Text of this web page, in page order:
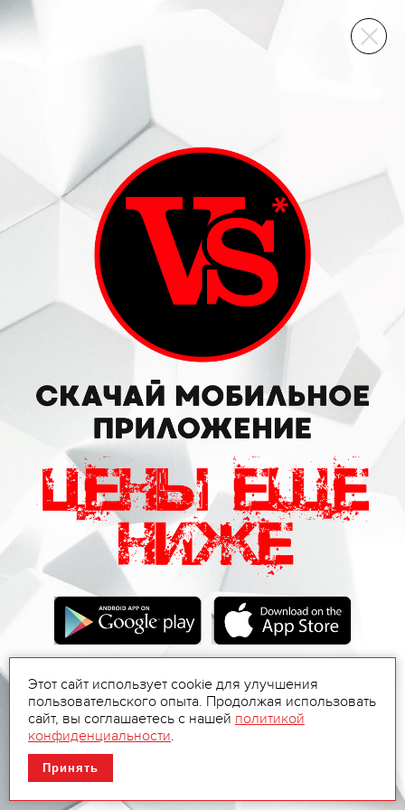
ВИННЫЙ СКЛАД
Этот сайт использует cookie для улучшения
пользовательского опыта. Продолжая использовать
сайт, вы соглашаетесь с нашей политикой
конфиденциальности.
Принять